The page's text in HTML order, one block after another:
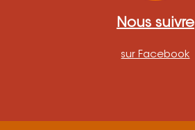
Nous suivre
sur Facebook